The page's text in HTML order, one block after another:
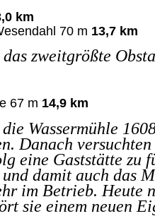
km
70 m 13,7 km
das zweitgrößte
67 m 14,9 km
Wassermühle
Danach
eine Gaststätte zu
damit auch das
im Betrieb. Heute
sie einem neuen